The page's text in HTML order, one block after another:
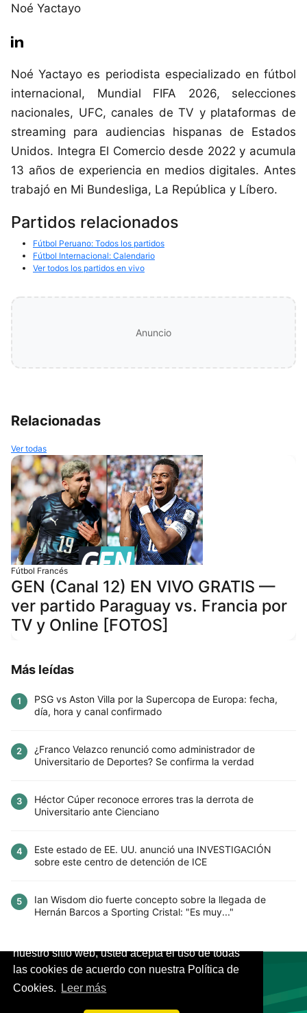
Este sitio utiliza cookies para mejorar la
nuestro sitio web, usted acepta el uso de todas
las cookies de acuerdo con nuestra Política de
Cookies.
Leer más
Noé Yactayo
Noé Yactayo es periodista especializado en fútbol
internacional, Mundial FIFA 2026, selecciones
nacionales, UFC, canales de TV y plataformas de
streaming para audiencias hispanas de Estados
Unidos. Integra El Comercio desde 2022 y acumula
13 años de experiencia en medios digitales. Antes
trabajó en Mi Bundesliga, La República y Líbero.
Partidos relacionados
Fútbol Peruano: Todos los partidos
Fútbol Internacional: Calendario
Ver todos los partidos en vivo
Anuncio
Relacionadas
Ver todas
Fútbol Francés
GEN (Canal 12) EN VIVO GRATIS —
ver partido Paraguay vs. Francia por
TV y Online [FOTOS]
Más leídas
1
PSG vs Aston Villa por la Supercopa de Europa: fecha,
día, hora y canal confirmado
2
¿Franco Velazco renunció como administrador de
Universitario de Deportes? Se confirma la verdad
3
Héctor Cúper reconoce errores tras la derrota de
Universitario ante Cienciano
4
Este estado de EE. UU. anunció una INVESTIGACIÓN
sobre este centro de detención de ICE
5
Ian Wisdom dio fuerte concepto sobre la llegada de
Hernán Barcos a Sporting Cristal: "Es muy..."